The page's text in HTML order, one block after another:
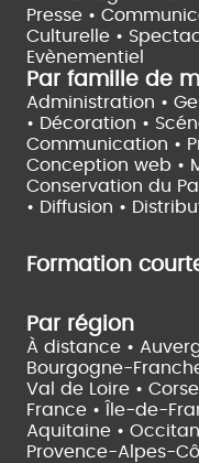
Presse •
Culturelle •
Evènementiel
Par famille de
Administration •
• Décoration •
Communication •
Conception web •
Conservation du
• Diffusion •
Formation
Par région
À distance •
Bourgogne-
Val de Loire • Corse
France •
Île-de-
Aquitaine •
Provence-Alpes-